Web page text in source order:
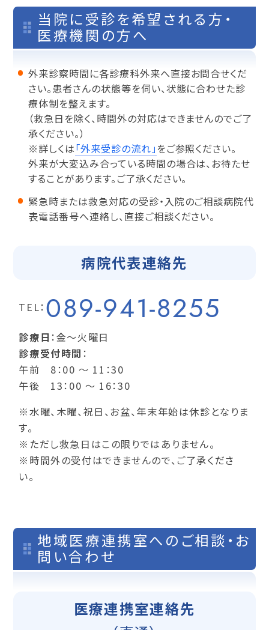
当院に受診を希望される方・
医療機関の方へ
外来診察時間に各診療科外来へ直接お問合せくだ
さい。患者さんの状態等を伺い、状態に合わせた診
療体制を整えます。
（救急日を除く、時間外の対応はできませんのでご了
承ください。）
※詳しくは「外来受診の流れ」 をご参照ください。
外来が大変込み合っている時間の場合は、お待たせ
することがあります。ご了承ください。
緊急時または救急対応の受診・入院のご相談病院代
表電話番号へ連絡し、直接ご相談ください。
病院代表連絡先
TEL： 089-941-8255
診療日 ：金～火曜日
診療受付時間 ：
午前 8：00 ～ 11：30
午後 13：00 ～ 16：30
※水曜、木曜、祝日、お盆、年末年始は休診となりま
す。
※ただし救急日はこの限りではありません。
※時間外の受付はできませんので、ご了承くださ
い。
地域医療連携室へのご相談・お
問い合わせ
医療連携室連絡先